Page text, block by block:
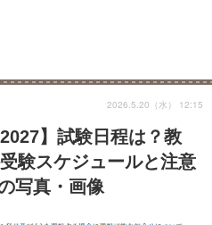
】試験日程は？教
験スケジュールと注意
写真・画像
2026.5.20（水） 12:15